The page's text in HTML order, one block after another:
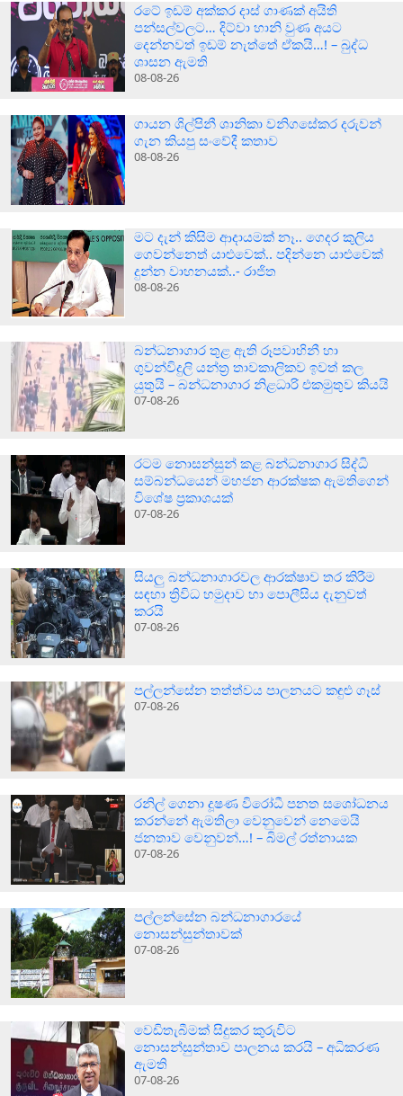
රටේ ඉඩම් අක්කර දාස් ගාණක් අයිති
පන්සල්වලට… දිට්වා හානි වුණ අයට
දෙන්නවත් ඉඩම් නැත්තේ ඒකයි…! – බුද්ධ
ශාසන ඇමති
08-08-26
ගායන ශිල්පිනී ශානිකා වනිගසේකර දරුවන්
ගැන කියපු සංවේදී කතාව
08-08-26
මට දැන් කිසිම ආදායමක් නෑ.. ගෙදර කුලිය
ගෙවන්නෙත් යාළුවෙක්.. පදින්නෙ යාළුවෙක්
දුන්න වාහනයක්..- රාජිත
08-08-26
බන්ධනාගාර තුළ ඇති රූපවාහිනී හා
ගුවන්විදුලි යන්ත්‍ර තාවකාලිකව ඉවත් කල
යුතුයි – බන්ධනාගාර නිළධාරි එකමුතුව කියයි
07-08-26
රටම නොසන්සුන් කළ බන්ධනාගාර සිද්ධි
සම්බන්ධයෙන් මහජන ආරක්ෂක ඇමතිගෙන්
විශේෂ ප්‍රකාශයක්
07-08-26
සියලු බන්ධනාගාරවල ආරක්ෂාව තර කිරීම
සඳහා ත්‍රිවිධ හමුදාව හා පොලීසිය දැනුවත්
කරයි
07-08-26
පල්ලන්සේන තත්ත්වය පාලනයට කඳුළු ගෑස්
07-08-26
රනිල් ගෙනා දූෂණ විරෝධී පනත සශෝධනය
කරන්නේ ඇමතිලා වෙනුවෙන් නෙමෙයි
ජනතාව වෙනුවන්…! – බිමල් රත්නායක
07-08-26
පල්ලන්සේන බන්ධනාගාරයේ
නොසන්සුන්තාවක්
07-08-26
වෙඩිතැබීමක් සිදුකර කුරුවිට
නොසන්සුන්තාව පාලනය කරයි – අධිකරණ
ඇමති
07-08-26